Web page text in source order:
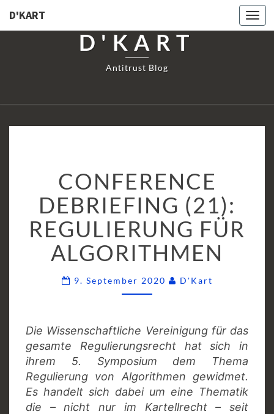
D'KART
D'KART
Antitrust Blog
DEBRIEFING
(21):
REGULIERUNG
FÜR
ALGORITHMEN
CONFERENCE
DEBRIEFING (21):
REGULIERUNG FÜR
ALGORITHMEN
9. September 2020 D'Kart
Die Wissenschaftliche Vereinigung für das
gesamte Regulierungsrecht hat sich in
ihrem 5. Symposium dem Thema
Regulierung von Algorithmen gewidmet.
Es handelt sich dabei um eine Thematik
die – nicht nur im Kartellrecht – seit